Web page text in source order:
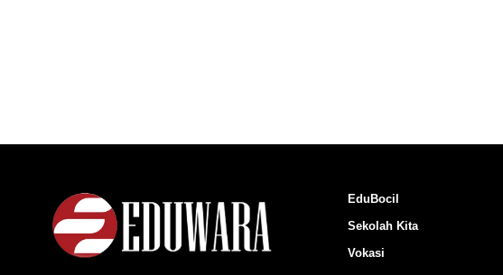
EduBocil
Sekolah Kita
Vokasi